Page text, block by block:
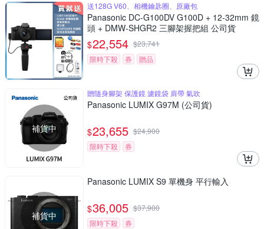
送128G V60、相機鑰匙圈、原廠包
Panasonic DC-G100DV G100D + 12-32mm 鏡
頭 + DMW-SHGR2 三腳架握把組 公司貨
$22,554 $23,741
限時下殺
券 贈品
補貨中
贈隨身腳架 保護鏡 濾鏡袋 肩帶 氣吹
Panasonic LUMIX G97M (公司貨)
$23,655 $24,900
限時下殺
券
補貨中
Panasonic LUMIX S9 單機身 平行輸入
$36,005 $37,900
限時下殺
券